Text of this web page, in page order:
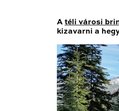
A téli városi
kizavarni a